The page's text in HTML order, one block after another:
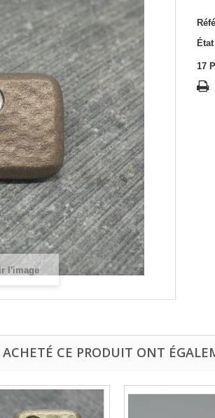
l'image
État
17
CE PRODUIT ONT